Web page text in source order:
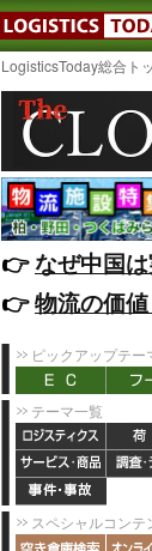
LogisticsToday総合ト
👉️なぜ中国
👉️物流の価
ピックアップテー
テーマ一覧
スペシャルコンテ